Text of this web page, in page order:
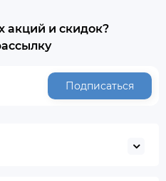
акций и скидок?
Подписаться